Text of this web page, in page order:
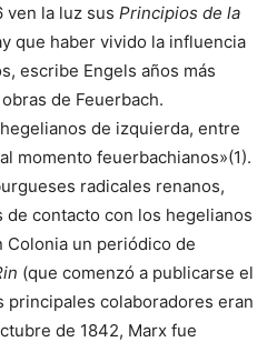
ven la luz sus Principios de la
que haber vivido la influencia
escribe Engels años más
de Feuerbach.
de izquierda, entre
momento feuerbachianos»(1).
radicales renanos,
contacto con los hegelianos
un periódico de
(que comenzó a publicarse el
principales colaboradores eran
de 1842, Marx fue